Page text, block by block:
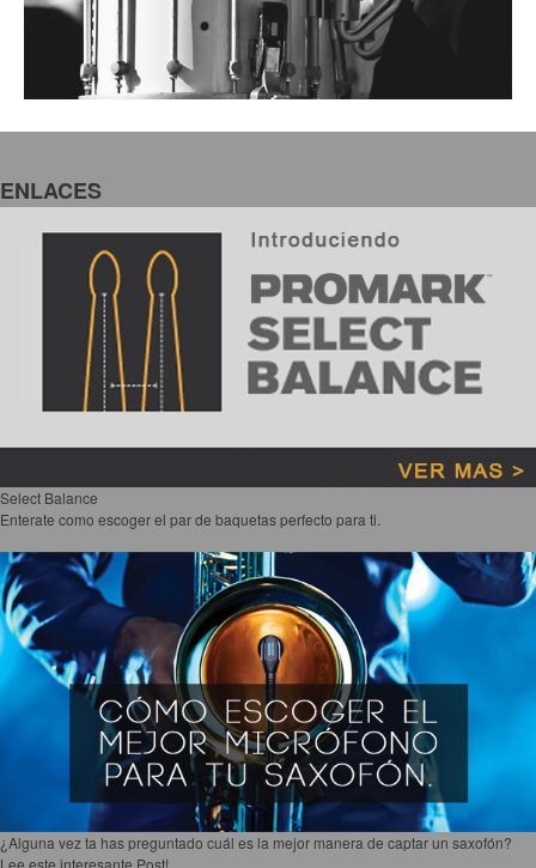
ENLACES
Select Balance
Enterate como escoger el par de baquetas perfecto para ti.
¿Alguna vez ta has preguntado cuál es la mejor manera de captar un saxofón?